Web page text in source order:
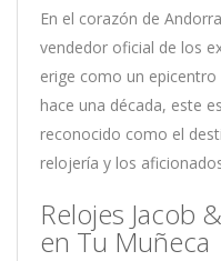
En el corazón de
vendedor oficial de los
erige como un
hace una década, este
reconocido como el
relojería y los
Relojes Jacob
en Tu Muñeca